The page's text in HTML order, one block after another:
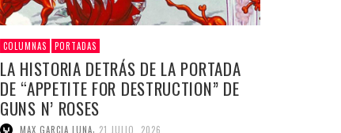
COLUMNAS PORTADAS
LA HISTORIA DETRÁS DE LA PORTADA
DE “APPETITE FOR DESTRUCTION” DE
GUNS N’ ROSES
MAX GARCIA LUNA, 21 JULIO, 2026